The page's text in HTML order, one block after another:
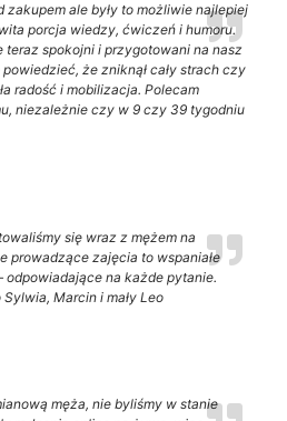
zakupem ale były to możliwie najlepiej
porcja wiedzy, ćwiczeń i humoru.
teraz spokojni i przygotowani na nasz
że zniknął cały strach czy
radość i mobilizacja. Polecam
niezależnie czy w 9 czy 39 tygodniu
się wraz z mężem na
prowadzące zajęcia to wspaniałe
odpowiadające na każde pytanie.
Marcin i mały Leo
męża, nie byliśmy w stanie